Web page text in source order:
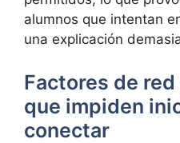
alumnos que intentan
una explicación
Factores de
que impiden
conectar